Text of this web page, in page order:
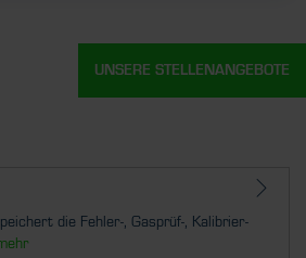
die Fehler-, Gasprüf-, Kalibrier-
UNSERE STELLENANGEBOTE